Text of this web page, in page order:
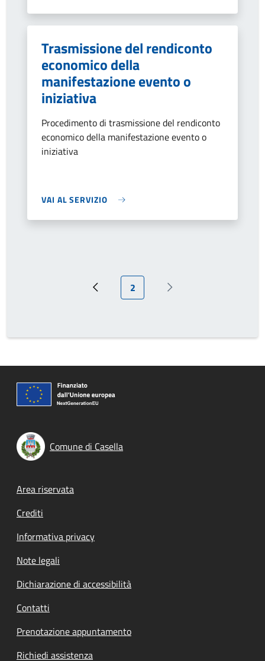
Trasmissione del rendiconto
economico della
manifestazione evento o
iniziativa
Procedimento di trasmissione del rendiconto
economico della manifestazione evento o
iniziativa
VAI AL SERVIZIO
Pagina precedente
Pagina attuale
2 Prossima pagina
Comune di Casella
Footer menu
Area riservata
Crediti
Informativa privacy
Note legali
Dichiarazione di accessibilità
Contatti
Prenotazione appuntamento
Richiedi assistenza